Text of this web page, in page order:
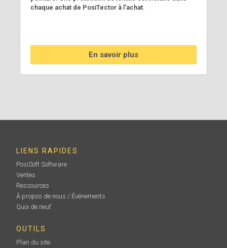
chaque achat de PosiTector à l'achat.
En savoir plus
LIENS RAPIDES
PosiSoft Software
Ventes
Ressources
À propos de nous / Événements
Quoi de neuf
OUTILS
Plan du site